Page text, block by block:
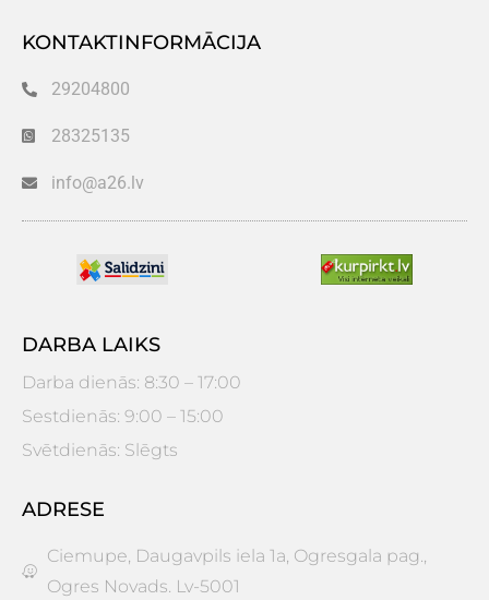
KONTAKTINFORMĀCIJA
29204800
28325135
info@a26.lv
DARBA LAIKS
Darba dienās: 8:30 – 17:00
Sestdienās: 9:00 – 15:00
Svētdienās: Slēgts
ADRESE
Ciemupe, Daugavpils iela 1a, Ogresgala pag.,
Ogres Novads. Lv-5001